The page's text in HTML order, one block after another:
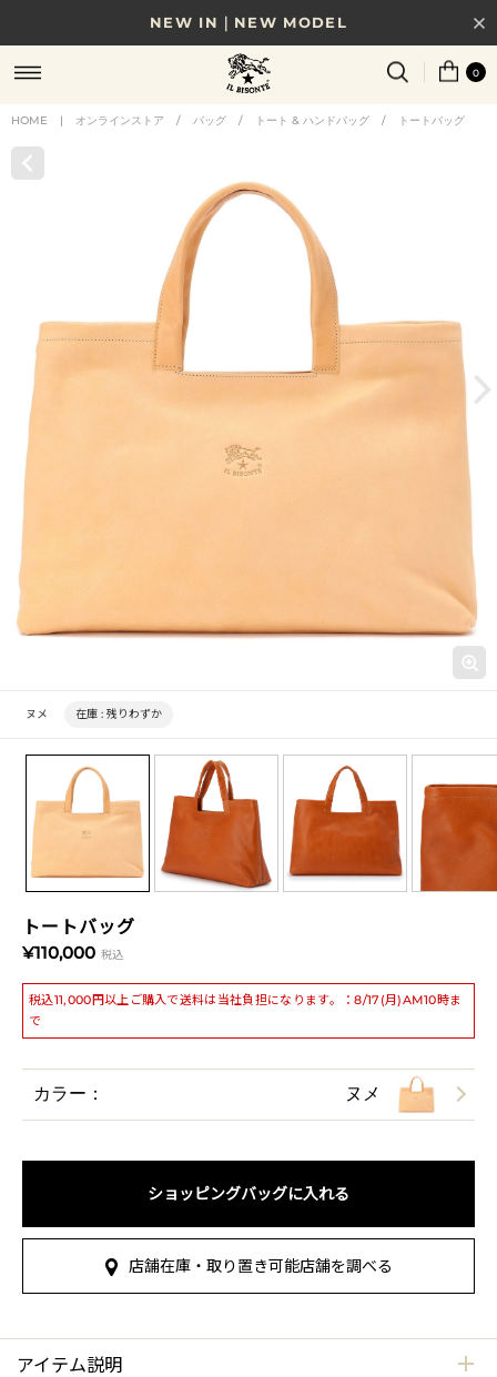
NEW IN｜NEW MODEL
8/17(月)10時まで｜税込11,000円以上で送料無料
贈る相手やシーンから選べる、新しいギフトガイド
0
HOME | オンラインストア / バッグ / トート & ハンドバッグ / トートバッグ
トートバッグ
¥110,000 税込
税込11,000円以上ご購入で送料は当社負担になります。：8/17(月)AM10時ま
で
ヌメ 在庫 : 残りわずか
カラー： ヌメ
ショッピングバッグに入れる
店舗在庫・取り置き可能店舗を調べる
アイテム説明